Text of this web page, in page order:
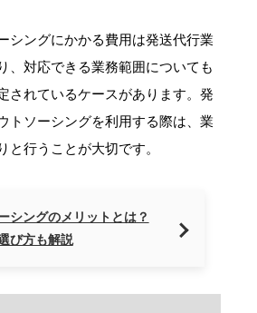
シングにかかる費用は発送代行業
、対応できる業務範囲についても
されているケースがあります。発
トソーシングを利用する際は、業
と行うことが大切です。
シングのメリットとは？
び方も解説